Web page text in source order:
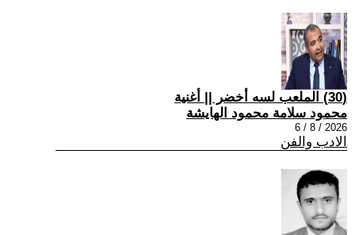
(30) الملعب لسه أخضر || أغنية
محمود سلامة محمود الهايشة
2026 / 8 / 6
الادب والفن